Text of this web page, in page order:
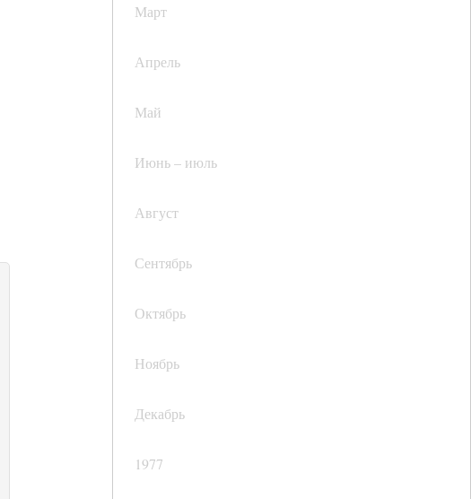
Март
Апрель
Май
Июнь – июль
Август
Сентябрь
Октябрь
Ноябрь
Декабрь
1977